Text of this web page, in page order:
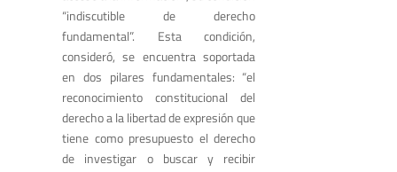
“indiscutible de derecho
fundamental”. Esta condición,
consideró, se encuentra soportada
en dos pilares fundamentales: “el
reconocimiento constitucional del
derecho a la libertad de expresión que
tiene como presupuesto el derecho
de investigar o buscar y recibir